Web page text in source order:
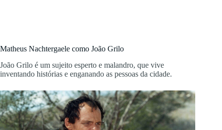
Matheus Nachtergaele como João Grilo
João Grilo é um sujeito esperto e malandro, que vive
inventando histórias e enganando as pessoas da cidade.